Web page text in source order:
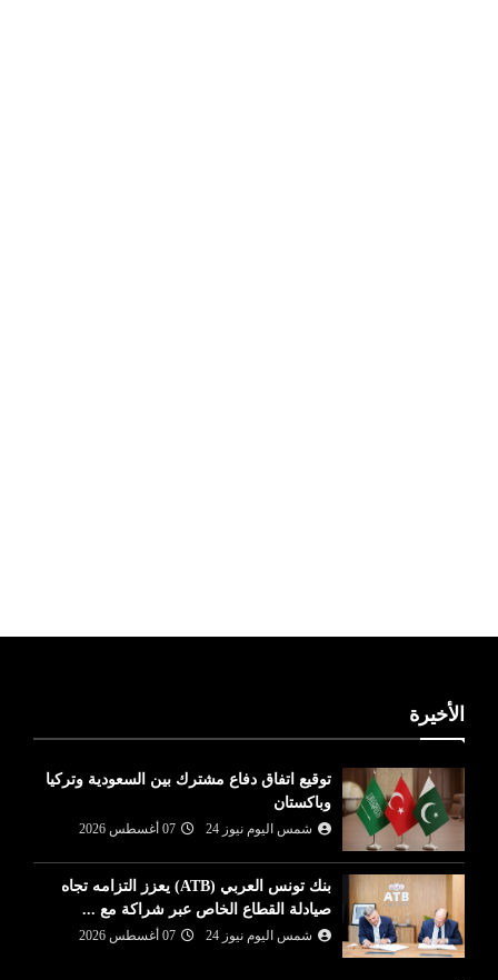
الأخيرة
توقيع اتفاق دفاع مشترك بين السعودية وتركيا
وباكستان
شمس اليوم نيوز 24 07 أغسطس 2026
بنك تونس العربي (ATB) يعزز التزامه تجاه
صيادلة القطاع الخاص عبر شراكة مع ...
شمس اليوم نيوز 24 07 أغسطس 2026